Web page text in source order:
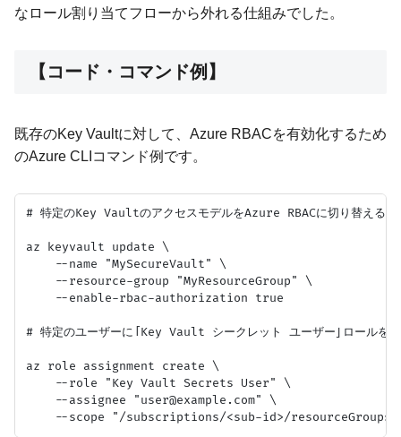
なロール割り当てフローから外れる仕組みでした。
【コード・コマンド例】
既存のKey Vaultに対して、Azure RBACを有効化するため
のAzure CLIコマンド例です。
# 特定のKey VaultのアクセスモデルをAzure RBACに切り替える
az keyvault update \
    --name "MySecureVault" \
    --resource-group "MyResourceGroup" \
    --enable-rbac-authorization true
# 特定のユーザーに「Key Vault シークレット ユーザー」ロールを
az role assignment create \
    --role "Key Vault Secrets User" \
    --assignee "user@example.com" \